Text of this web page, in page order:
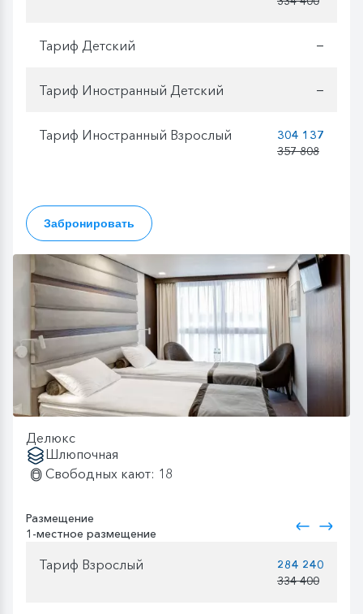
Тариф Детский —
Тариф Иностранный Детский —
Тариф Иностранный Взрослый
304 137
357 808
Забронировать
Делюкс
Шлюпочная
Свободных кают: 18
Размещение
1-местное размещение
Тариф Взрослый
284 240
334 400